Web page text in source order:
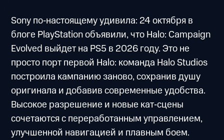
Sony по‑настоящему удивила: 24 октября в
блоге PlayStation объявили, что Halo: Campaign
Evolved выйдет на PS5 в 2026 году. Это не
просто порт первой Halo: команда Halo Studios
построила кампанию заново, сохранив душу
оригинала и добавив современные удобства.
Высокое разрешение и новые кат‑сцены
сочетаются с переработанным управлением,
улучшенной навигацией и плавным боем.